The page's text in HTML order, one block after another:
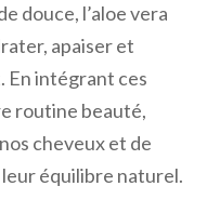
douce, l’aloe vera
apaiser et
En intégrant ces
routine beauté,
cheveux et de
équilibre naturel.